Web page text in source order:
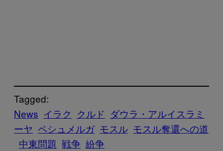
Tagged:
News イラク クルド ダウラ・アルイスラミ
ーヤ ペシュメルガ モスル モスル奪還への道
中東問題 戦争 紛争